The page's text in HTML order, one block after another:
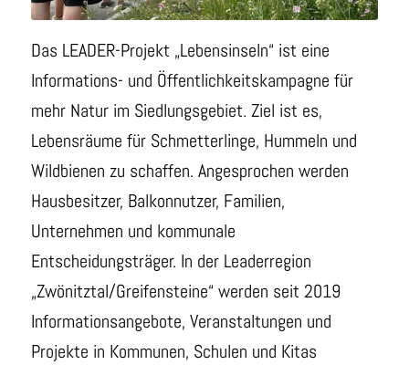
Das LEADER-Projekt „Lebensinseln“ ist eine
Informations- und Öffentlichkeitskampagne für
mehr Natur im Siedlungsgebiet. Ziel ist es,
Lebensräume für Schmetterlinge, Hummeln und
Wildbienen zu schaffen. Angesprochen werden
Hausbesitzer, Balkonnutzer, Familien,
Unternehmen und kommunale
Entscheidungsträger. In der Leaderregion
„Zwönitztal/Greifensteine“ werden seit 2019
Informationsangebote, Veranstaltungen und
Projekte in Kommunen, Schulen und Kitas